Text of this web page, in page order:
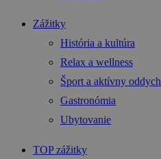
Zážitky
História a kultúra
Relax a wellness
Šport a aktívny oddych
Gastronómia
Ubytovanie
TOP zážitky